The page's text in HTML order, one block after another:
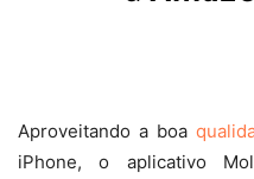
Aproveitando a boa
iPhone, o aplicativo